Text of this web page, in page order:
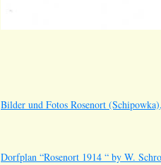
Bilder und Fotos Rosenort
Dorfplan “Rosenort 1914 “ by W.